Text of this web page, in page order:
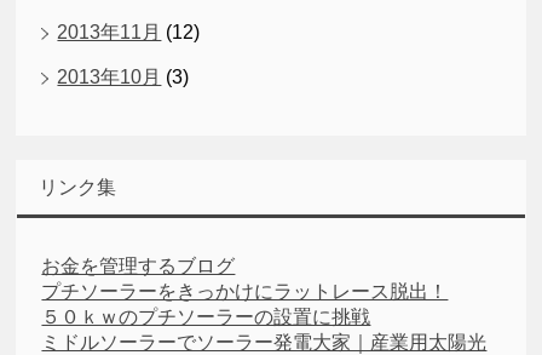
2013年11月 (12)
2013年10月 (3)
リンク集
お金を管理するブログ
プチソーラーをきっかけにラットレース脱出！
５０ｋｗのプチソーラーの設置に挑戦
ミドルソーラーでソーラー発電大家｜産業用太陽光